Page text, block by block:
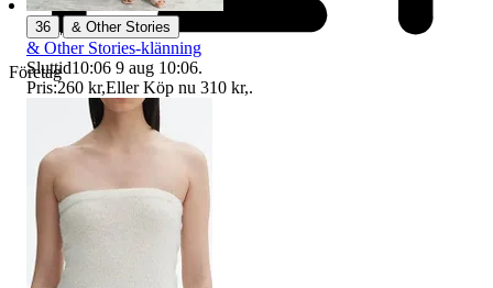
Företag
36 & Other Stories
& Other Stories-klänning
Sluttid10:06 9 aug 10:06.
Pris:260 kr,Eller Köp nu 310 kr,.